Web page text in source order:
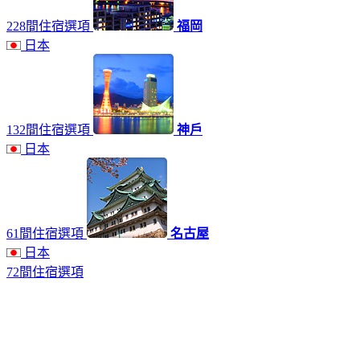
228間住宿選項
福岡
日本
132間住宿選項
神戶
日本
61間住宿選項
名古屋
日本
72間住宿選項